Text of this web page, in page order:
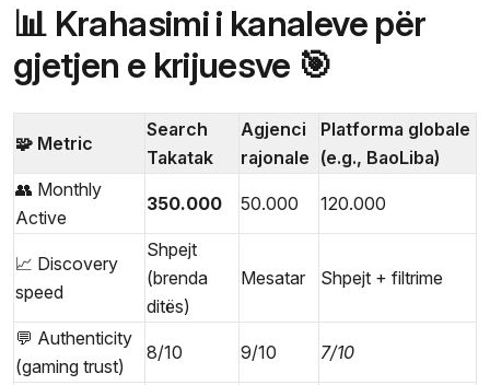
📊 Krahasimi i kanaleve për
gjetjen e krijuesve 🎯
🧩 Metric
Search
Takatak
Agjenci
rajonale
Platforma globale
(e.g., BaoLiba)
👥 Monthly
Active
350.000 50.000 120.000
📈 Discovery
speed
Shpejt
(brenda
ditës)
Mesatar Shpejt + filtrime
💬 Authenticity
(gaming trust)
8/10 9/10 7/10